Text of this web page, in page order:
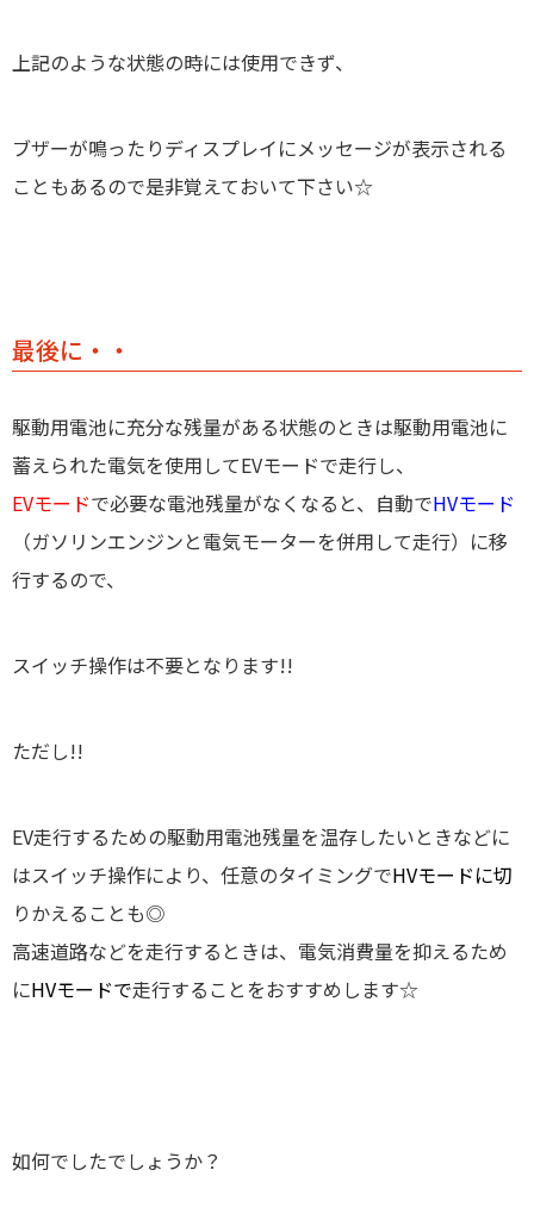
上記のような状態の時には使用できず、
ブザーが鳴ったりディスプレイにメッセージが表示される
こともあるので是非覚えておいて下さい☆
最後に・・
駆動用電池に充分な残量がある状態のときは駆動用電池に
蓄えられた電気を使用してEVモードで走行し、
EVモードで必要な電池残量がなくなると、自動でHVモード
（ガソリンエンジンと電気モーターを併用して走行）に移
行するので、
スイッチ操作は不要となります!!
ただし!!
EV走行するための駆動用電池残量を温存したいときなどに
はスイッチ操作により、任意のタイミングでHVモードに切
りかえることも◎
高速道路などを走行するときは、電気消費量を抑えるため
にHVモードで走行することをおすすめします☆
如何でしたでしょうか？